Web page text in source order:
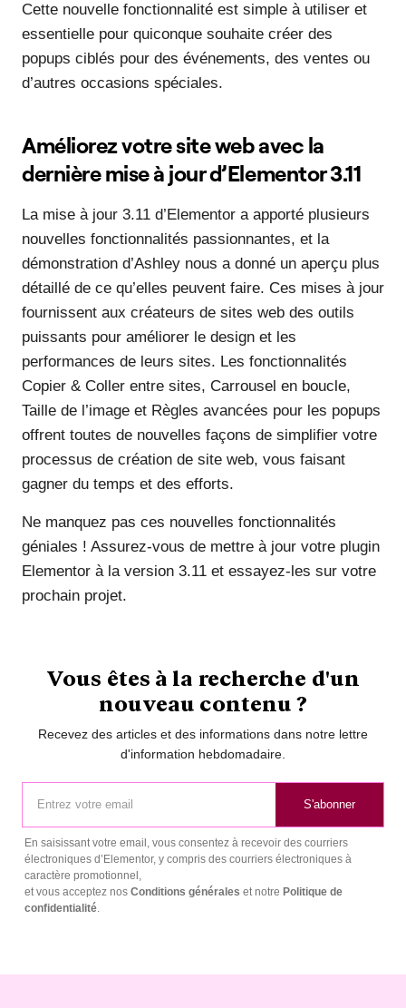
Cette nouvelle fonctionnalité est simple à utiliser et
essentielle pour quiconque souhaite créer des
popups ciblés pour des événements, des ventes ou
d’autres occasions spéciales.
Améliorez votre site web avec la
dernière mise à jour d’Elementor 3.11
La mise à jour 3.11 d’Elementor a apporté plusieurs
nouvelles fonctionnalités passionnantes, et la
démonstration d’Ashley nous a donné un aperçu plus
détaillé de ce qu’elles peuvent faire. Ces mises à jour
fournissent aux créateurs de sites web des outils
puissants pour améliorer le design et les
performances de leurs sites. Les fonctionnalités
Copier & Coller entre sites, Carrousel en boucle,
Taille de l’image et Règles avancées pour les popups
offrent toutes de nouvelles façons de simplifier votre
processus de création de site web, vous faisant
gagner du temps et des efforts.
Ne manquez pas ces nouvelles fonctionnalités
géniales ! Assurez-vous de mettre à jour votre plugin
Elementor à la version 3.11 et essayez-les sur votre
prochain projet.
Vous êtes à la recherche d'un
nouveau contenu ?
Recevez des articles et des informations dans notre lettre
d'information hebdomadaire.
S'abonner
En saisissant votre email, vous consentez à recevoir des courriers
électroniques d’Elementor, y compris des courriers électroniques à
caractère promotionnel,
et vous acceptez nos Conditions générales et notre Politique de
confidentialité